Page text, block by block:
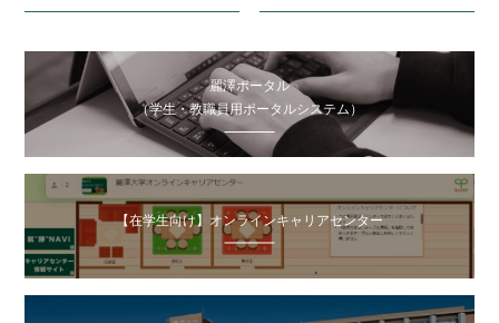
麗澤ポータル
（学生・教職員用ポータルシステム）
【在学生向け】オンラインキャリアセンター